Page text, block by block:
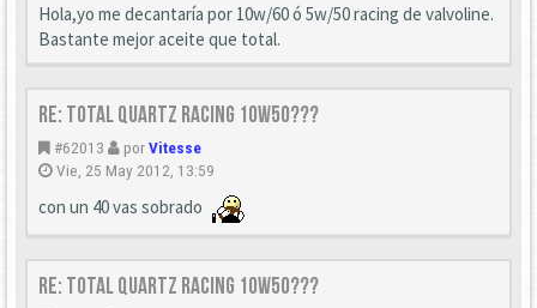
Hola,yo me decantaría por 10w/60 ó 5w/50 racing de valvoline.
Bastante mejor aceite que total.
Re: TOTAL Quartz racing 10W50???
#62013 porVitesse
Vie, 25 May 2012, 13:59
con un 40 vas sobrado
Re: TOTAL Quartz racing 10W50???